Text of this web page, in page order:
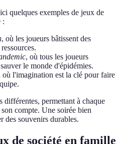
quelques exemples de jeux de
:
, où les joueurs bâtissent des
, où tous les joueurs
le monde d'épidémies.
où l'imagination est la clé pour faire
permettant à chaque
compte. Une soirée bien
des souvenirs durables.
de société en famille